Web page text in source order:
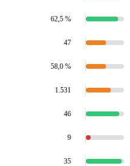
62,5 %
47
58,0 %
1.531
46
9
35